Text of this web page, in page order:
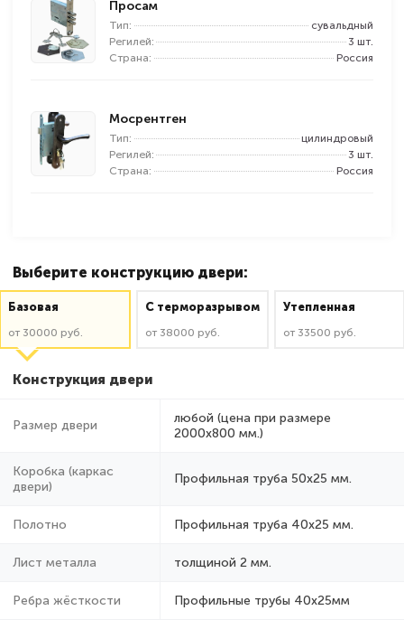
Просам
Тип:
сувальдный
Регилей:
3 шт.
Страна:
Россия
Мосрентген
Тип:
цилиндровый
Регилей:
3 шт.
Страна:
Россия
Выберите конструкцию двери:
Базовая
от 30000 руб.
C терморазрывом
от 38000 руб.
Утепленная
от 33500 руб.
Конструкция двери
Размер двери
любой (цена при размере
2000x800 мм.)
Коробка (каркас
двери)
Профильная труба 50х25 мм.
Полотно Профильная труба 40х25 мм.
Лист металла толщиной 2 мм.
Ребра жёсткости Профильные трубы 40х25мм